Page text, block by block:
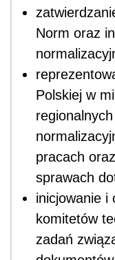
Norm oraz
Polskiej w
pracach
sprawach
inicjowanie i
komitetów
zadań